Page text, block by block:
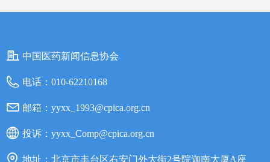
中国医药新闻信息协会
电话： 010-62210168
邮箱： yyxx_1993@cpica.org.cn
投诉： yyxx_Comp@cpica.org.cn
地址： 北京市丰台区右安门外大街2号院迦南大厦A座